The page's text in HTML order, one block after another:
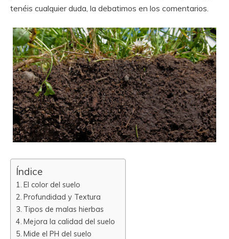
tenéis cualquier duda, la debatimos en los comentarios.
Índice
El color del suelo
Profundidad y Textura
Tipos de malas hierbas
Mejora la calidad del suelo
Mide el PH del suelo